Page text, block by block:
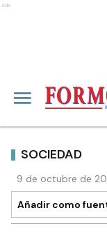
Ads
SOCIEDAD
9 de octubre de
Añadir como